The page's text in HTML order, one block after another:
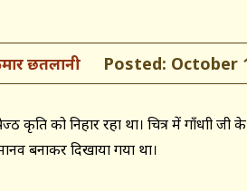
छतलानी Posted: October
कृति को निहार रहा था। चित्र में गाँधाी जी
बनाकर दिखाया गया था।